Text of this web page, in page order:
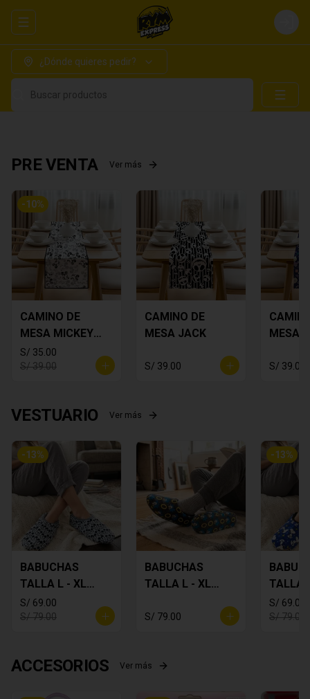
Abrir menu de navegación Login
¿Dónde quieres pedir?
Buscar productos
PRE VENTA Ver más
-10%
CAMINO DE
MESA MICKEY
PLOMO
S/ 35.00
S/ 39.00
CAMINO DE
MESA JACK
S/ 39.00
MESA
S/ 39.00
VESTUARIO Ver más
-13%
BABUCHAS
TALLA L - XL
MICKEY
S/ 69.00
S/ 79.00
BABUCHAS
TALLA L - XL
S/ 79.00
-13%
TALLA
S/ 69.00
S/ 79.00
ACCESORIOS Ver más